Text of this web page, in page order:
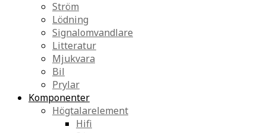
Ström
Lödning
Signalomvandlare
Litteratur
Mjukvara
Bil
Prylar
Komponenter
Högtalarelement
Hifi